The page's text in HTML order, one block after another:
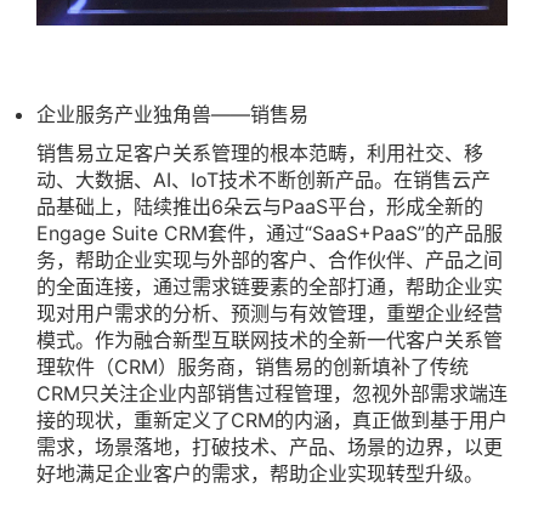
企业服务产业独角兽——销售易
销售易立足客户关系管理的根本范畴，利用社交、移
动、大数据、AI、IoT技术不断创新产品。在销售云产
品基础上，陆续推出6朵云与PaaS平台，形成全新的
Engage Suite CRM套件，通过“SaaS+PaaS”的产品服
务，帮助企业实现与外部的客户、合作伙伴、产品之间
的全面连接，通过需求链要素的全部打通，帮助企业实
现对用户需求的分析、预测与有效管理，重塑企业经营
模式。作为融合新型互联网技术的全新一代客户关系管
理软件（CRM）服务商，销售易的创新填补了传统
CRM只关注企业内部销售过程管理，忽视外部需求端连
接的现状，重新定义了CRM的内涵，真正做到基于用户
需求，场景落地，打破技术、产品、场景的边界，以更
好地满足企业客户的需求，帮助企业实现转型升级。